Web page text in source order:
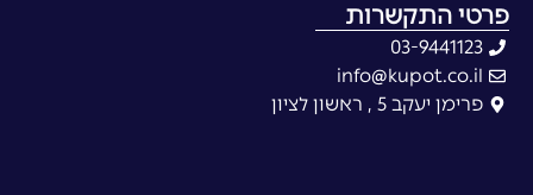
פרטי התקשרות
03-9441123
info@kupot.co.il
פרימן יעקב 5 , ראשון לציון